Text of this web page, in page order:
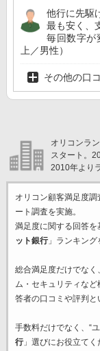
他行に先駆
最も安く、
毎回数字が
上／男性）
その他の口
オリコンラ
スタート。
2010年より
オリコン顧客満足度
ート調査を実施。
満足度に関する回答を
ット銀行」ランキング
総合満足度だけでな
ム・セキュリティなど
答者の口コミや評判と
手数料だけでなく、“
行」選びにお役立てく